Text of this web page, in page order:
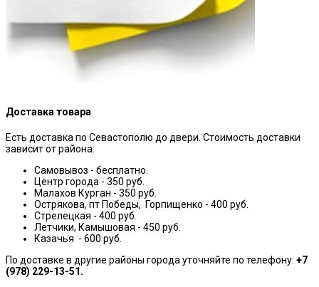
Доставка товара
Есть доставка по Севастополю до двери. Стоимость доставки
зависит от района:
Самовывоз - бесплатно.
Центр города - 350 руб.
Малахов Курган - 350 руб.
Острякова, пт Победы, Горпищенко - 400 руб.
Стрелецкая - 400 руб.
Летчики, Камышовая - 450 руб.
Казачья - 600 руб.
По доставке в другие районы города уточняйте по телефону: +7
(978) 229-13-51.